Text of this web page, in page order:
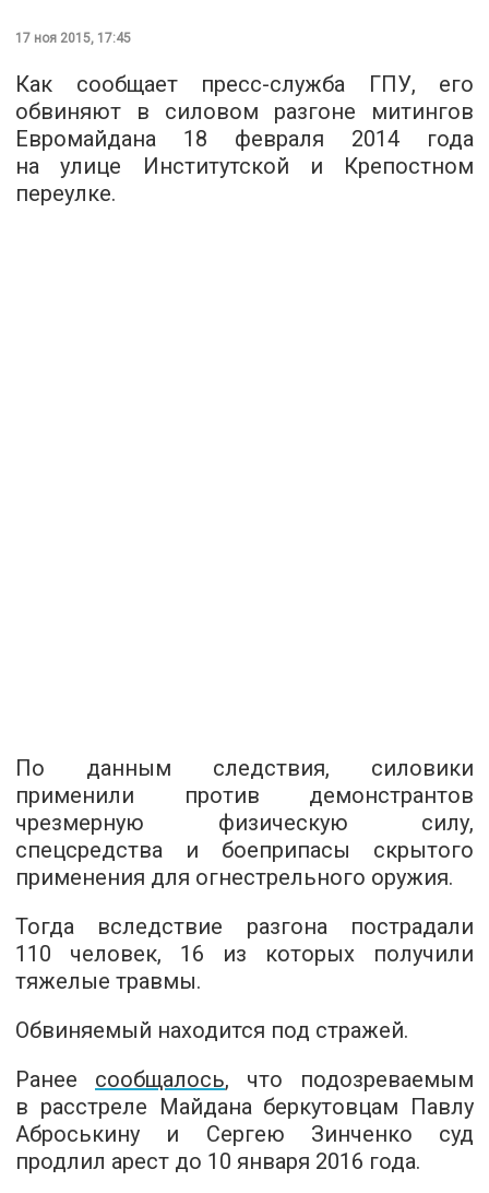
17 ноя 2015, 17:45
Как сообщает пресс-служба ГПУ, его
обвиняют в силовом разгоне митингов
Евромайдана 18 февраля 2014 года
на улице Институтской и Крепостном
переулке.
По данным следствия, силовики
применили против демонстрантов
чрезмерную физическую силу,
спецсредства и боеприпасы скрытого
применения для огнестрельного оружия.
Тогда вследствие разгона пострадали
110 человек, 16 из которых получили
тяжелые травмы.
Обвиняемый находится под стражей.
Ранее сообщалось, что подозреваемым
в расстреле Майдана беркутовцам Павлу
Аброськину и Сергею Зинченко суд
продлил арест до 10 января 2016 года.